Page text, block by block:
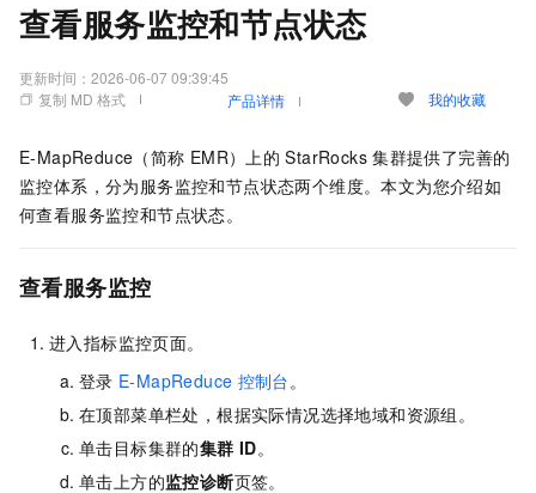
查看服务监控和节点状态
更新时间： 2026-06-07 09:39:45
复制 MD 格式
产品详情 我的收藏
E-MapReduce（简称 EMR）上的 StarRocks 集群提供了完善的
监控体系，分为服务监控和节点状态两个维度。本文为您介绍如
何查看服务监控和节点状态。
查看服务监控
进入指标监控页面。
登录 E-MapReduce 控制台。
在顶部菜单栏处，根据实际情况选择地域和资源组 。
单击目标集群的集群 ID。
单击上方的监控诊断页签。